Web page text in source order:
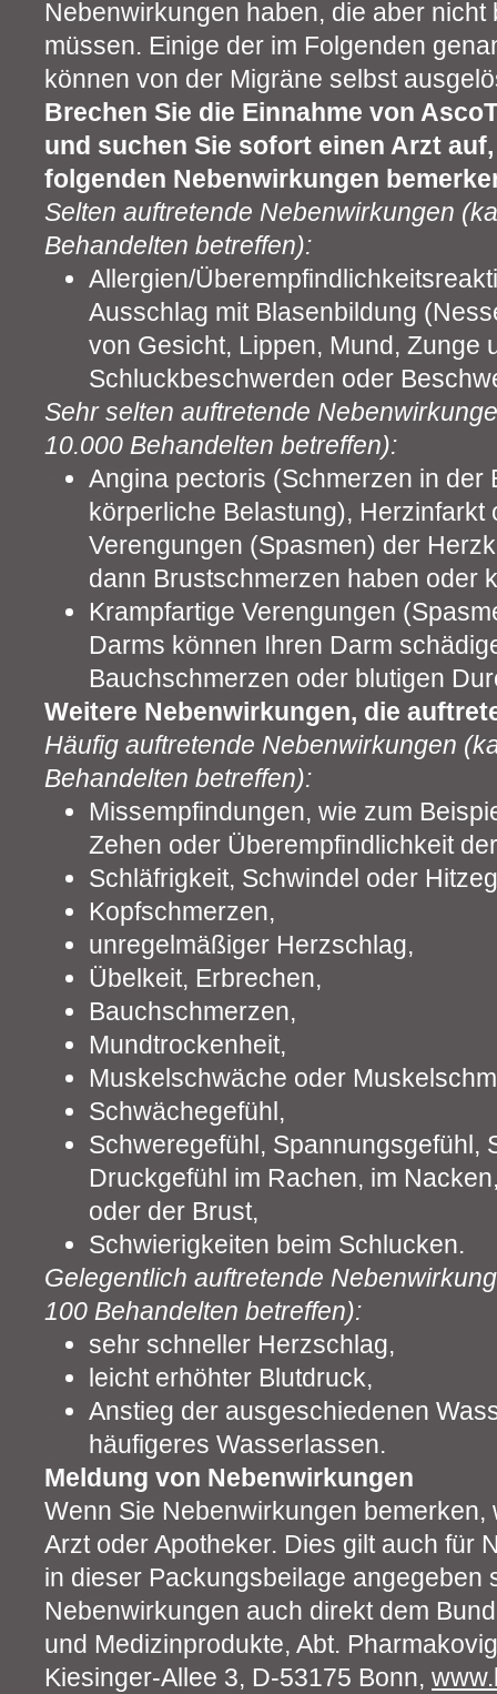
Nebenwirkungen haben, die aber nicht
müssen. Einige der im Folgenden
können von der Migräne selbst
Brechen Sie die Einnahme von
und suchen Sie sofort einen Arzt
folgenden Nebenwirkungen
Selten auftretende Nebenwirkungen
Behandelten betreffen):
Allergien/
Ausschlag mit Blasenbildung
von Gesicht, Lippen, Mund, Zunge
Schluckbeschwerden oder
Sehr selten auftretende
10.000 Behandelten betreffen):
Angina pectoris (Schmerzen in der
körperliche Belastung), Herzinfarkt
Verengungen (Spasmen) der
dann Brustschmerzen haben oder
Krampfartige Verengungen
Darms können Ihren Darm
Bauchschmerzen oder blutigen
Weitere Nebenwirkungen, die
Häufig auftretende Nebenwirkungen
Behandelten betreffen):
Missempfindungen, wie zum
Zehen oder Überempfindlichkeit
Schläfrigkeit, Schwindel oder
Kopfschmerzen,
unregelmäßiger Herzschlag,
Übelkeit, Erbrechen,
Bauchschmerzen,
Mundtrockenheit,
Muskelschwäche oder
Schwächegefühl,
Schweregefühl, Spannungsgefühl,
Druckgefühl im Rachen, im
oder der Brust,
Schwierigkeiten beim Schlucken.
Gelegentlich auftretende
100 Behandelten betreffen):
sehr schneller Herzschlag,
leicht erhöhter Blutdruck,
Anstieg der ausgeschiedenen
häufigeres Wasserlassen.
Meldung von Nebenwirkungen
Wenn Sie Nebenwirkungen bemerken,
Arzt oder Apotheker. Dies gilt auch für
in dieser Packungsbeilage angegeben
Nebenwirkungen auch direkt dem
und Medizinprodukte, Abt.
Kiesinger-Allee 3, D-53175 Bonn,